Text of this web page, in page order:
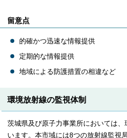
留意点
的確かつ迅速な情報提供
定期的な情報提供
地域による防護措置の相違など
環境放射線の監視体制
茨城県及び原子力事業所においては
います。本市域には8つの放射線監視